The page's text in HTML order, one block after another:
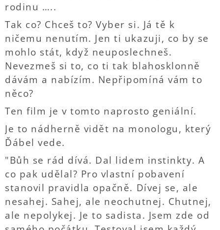
rodinu …..
Tak co? Chceš to? Vyber si. Já tě k
ničemu nenutím. Jen ti ukazuji, co by se
mohlo stát, když neuposlechneš.
Nevezmeš si to, co ti tak blahosklonně
dávám a nabízím. Nepřipomíná vám to
něco?
Ten film je v tomto naprosto geniální.
Je to nádherně vidět na monologu, který
Ďábel vede.
"Bůh se rád dívá. Dal lidem instinkty. A
co pak udělal? Pro vlastní pobavení
stanovil pravidla opačně. Dívej se, ale
nesahej. Sahej, ale neochutnej. Chutnej,
ale nepolykej. Je to sadista. Jsem zde od